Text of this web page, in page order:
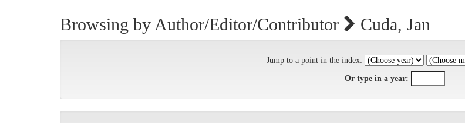
Browsing by Author/Editor/Contributor Cuda, Jan
Jump to a point in the index:
Or type in a year: